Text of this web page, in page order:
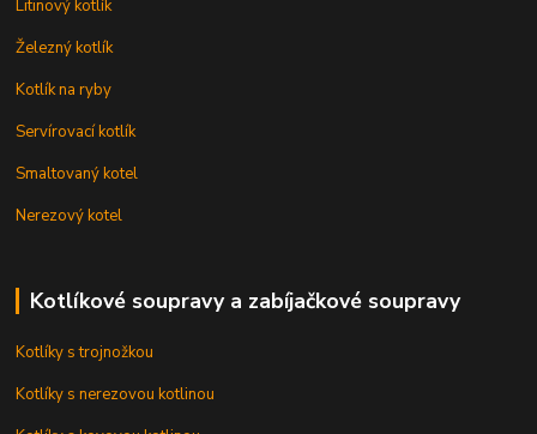
Litinový kotlík
Železný kotlík
Kotlík na ryby
Servírovací kotlík
Smaltovaný kotel
Nerezový kotel
Kotlíkové soupravy a zabíjačkové soupravy
Kotlíky s trojnožkou
Kotlíky s nerezovou kotlinou